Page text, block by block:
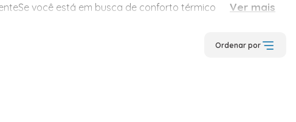
você está em busca de conforto térmico para qualquer
Ver mais
Ordenar por